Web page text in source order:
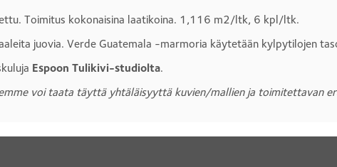
Toimitus kokonaisina laatikoina. 1,116 m2/ltk, 6 kpl/ltk.
juovia. Verde Guatemala -marmoria käytetään kylpytilojen
Espoon Tulikivi-studiolta.
voi taata täyttä yhtäläisyyttä kuvien/mallien ja toimitettavan